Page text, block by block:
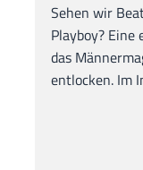
Sehen wir
Playboy?
das
entlocken. Im